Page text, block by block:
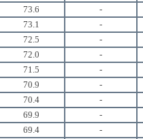
73.6
-
73.1
-
72.5
-
72.0
-
71.5
-
70.9
-
70.4
-
69.9
-
69.4
-